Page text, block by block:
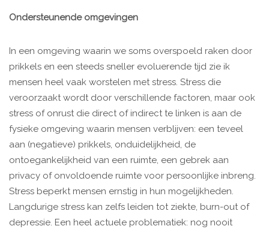
Ondersteunende omgevingen
In een omgeving waarin we soms overspoeld raken door
prikkels en een steeds sneller evoluerende tijd zie ik
mensen heel vaak worstelen met stress. Stress die
veroorzaakt wordt door verschillende factoren, maar ook
stress of onrust die direct of indirect te linken is aan de
fysieke omgeving waarin mensen verblijven: een teveel
aan (negatieve) prikkels, onduidelijkheid, de
ontoegankelijkheid van een ruimte, een gebrek aan
privacy of onvoldoende ruimte voor persoonlijke inbreng.
Stress beperkt mensen ernstig in hun mogelijkheden.
Langdurige stress kan zelfs leiden tot ziekte, burn-out of
depressie. Een heel actuele problematiek: nog nooit